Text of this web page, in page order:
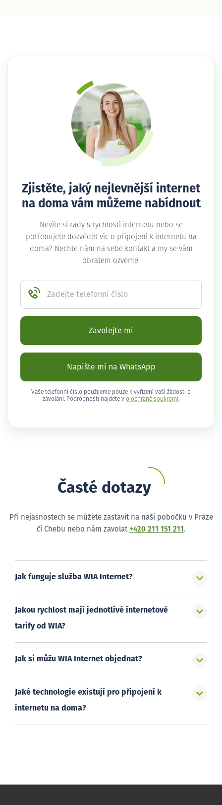
Zjistěte, jaký nejlevnější internet
na doma vám můžeme nabídnout
Nevíte si rady s rychlostí internetu nebo se
potřebujete dozvědět víc o připojení k internetu na
doma? Nechte nám na sebe kontakt a my se vám
obratem ozveme.
Zadejte telefonní číslo
Zavolejte mi
Napište mi na WhatsApp
Vaše telefonní číslo použijeme pouze k vyřízení vaší žádosti o
zavolání. Podrobnosti najdete v o ochraně soukromí .
Časté dotazy
Při nejasnostech se můžete zastavit na naši pobočku v Praze
či Chebu nebo nám zavolat +420 211 151 211 .
Jak funguje služba WIA Internet?
Jakou rychlost mají jednotlivé internetové
tarify od WIA?
Jak si můžu WIA Internet objednat?
Jaké technologie existují pro připojení k
internetu na doma?